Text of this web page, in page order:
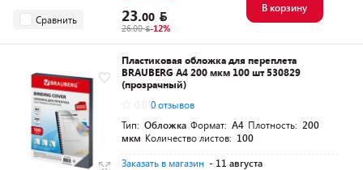
Сравнить 23.00
26.00 -12%
В корзину
Пластиковая обложка для переплета
BRAUBERG A4 200 мкм 100 шт 530829
(прозрачный)
0 отзывов
Тип: Обложка Формат: A4 Плотность: 200
мкм Количество листов: 100
Заказать в магазин - 11 августа